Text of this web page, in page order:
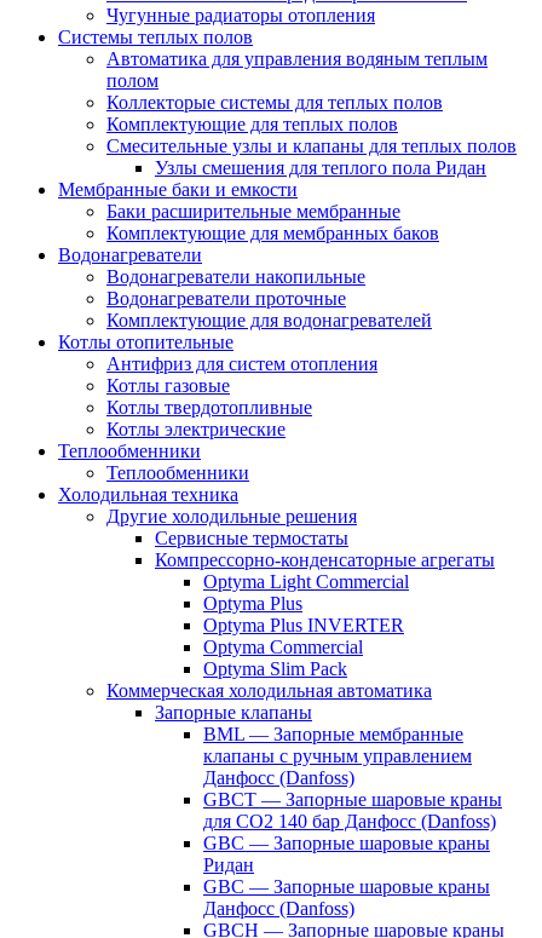
Чугунные радиаторы отопления
Системы теплых полов
Автоматика для управления водяным теплым
полом
Коллекторые системы для теплых полов
Комплектующие для теплых полов
Смесительные узлы и клапаны для теплых полов
Узлы смешения для теплого пола Ридан
Мембранные баки и емкости
Баки расширительные мембранные
Комплектующие для мембранных баков
Водонагреватели
Водонагреватели накопильные
Водонагреватели проточные
Комплектующие для водонагревателей
Котлы отопительные
Антифриз для систем отопления
Котлы газовые
Котлы твердотопливные
Котлы электрические
Теплообменники
Теплообменники
Холодильная техника
Другие холодильные решения
Сервисные термостаты
Компрессорно-конденсаторные агрегаты
Optyma Light Commercial
Optyma Plus
Optyma Plus INVERTER
Optyma Commercial
Optyma Slim Pack
Коммерческая холодильная автоматика
Запорные клапаны
BML — Запорные мембранные
клапаны с ручным управлением
Данфосс (Danfoss)
GBCT — Запорные шаровые краны
для CO2 140 бар Данфосс (Danfoss)
GBC — Запорные шаровые краны
Ридан
GBC — Запорные шаровые краны
Данфосс (Danfoss)
GBCH — Запорные шаровые краны